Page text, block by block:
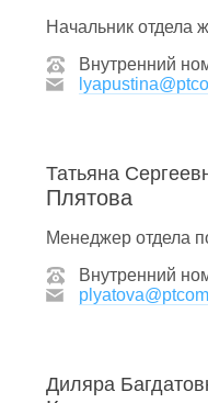
Начальник отдела
Внутренний
Татьяна
Плятова
Менеджер отдела
Внутренний
Диляра